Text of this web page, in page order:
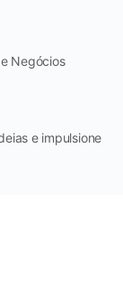
Negócios
e impulsione